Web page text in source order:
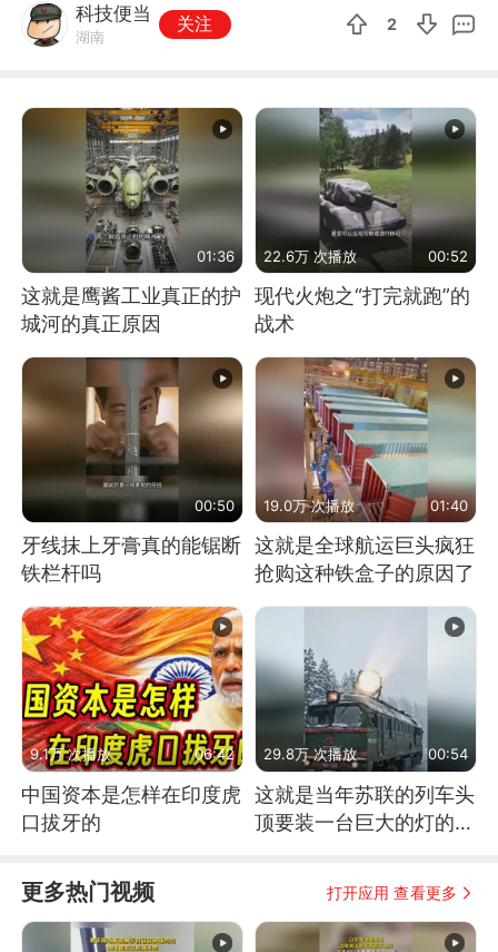
科技便当
湖南
关注 2
01:36
这就是鹰酱工业真正的护
城河的真正原因
22.6万 次播放 00:52
现代火炮之“打完就跑”的
战术
00:50
牙线抹上牙膏真的能锯断
铁栏杆吗
19.0万 次播放 01:40
这就是全球航运巨头疯狂
抢购这种铁盒子的原因了
9.1万 次播放 06:42
中国资本是怎样在印度虎
口拔牙的
29.8万 次播放 00:54
这就是当年苏联的列车头
顶要装一台巨大的灯的原
更多热门视频 打开应用 查看更多